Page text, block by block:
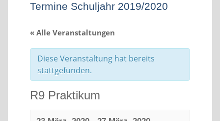
Termine Schuljahr 2019/2020
« Alle Veranstaltungen
Diese Veranstaltung hat bereits
stattgefunden.
R9 Praktikum